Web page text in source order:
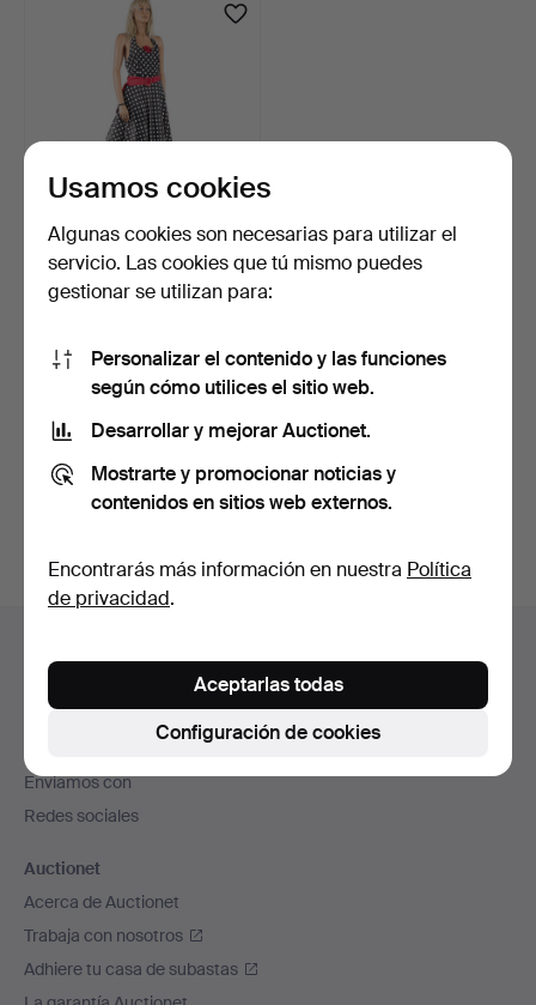
MANIQUÍ HINDSGAUL,
maniquí de escaparate, …
9 días
69 USD
También puedes buscar ennuestro archivo de
subastas concluidas.
en
de
página
Contacta con el servicio de atención al cliente
Todas las casas de subastas
Enviamos con
Redes sociales
Auctionet
Acerca de Auctionet
Trabaja con nosotros
Adhiere tu casa de subastas
Usamos cookies
Algunas cookies son necesarias para utilizar el
servicio. Las cookies que tú mismo puedes
gestionar se utilizan para:
Personalizar el contenido y las funciones
según cómo utilices el sitio web.
Desarrollar y mejorar Auctionet.
Mostrarte y promocionar noticias y
contenidos en sitios web externos.
Encontrarás más información en nuestra Política
de privacidad.
Configuración de cookies
Aceptarlas todas